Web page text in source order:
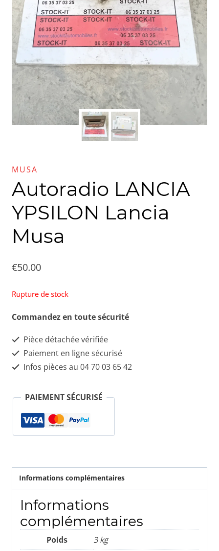
MUSA
Autoradio LANCIA
YPSILON Lancia
Musa
€50.00
Rupture de stock
Commandez en toute sécurité
Pièce détachée vérifiée
Paiement en ligne sécurisé
Infos pièces au 04 70 03 65 42
PAIEMENT SÉCURISÉ
Informations complémentaires
Informations
complémentaires
Poids 3 kg